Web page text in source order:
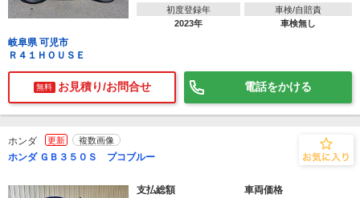
初度登録年
2023年
車検/自賠責
車検無し
岐阜県 可児市
Ｒ４１ＨＯＵＳＥ
無料 お見積り/お問合せ 電話をかける
ホンダ 更新 複数画像
ホンダ ＧＢ３５０Ｓ プコブルー
支払総額 車両価格